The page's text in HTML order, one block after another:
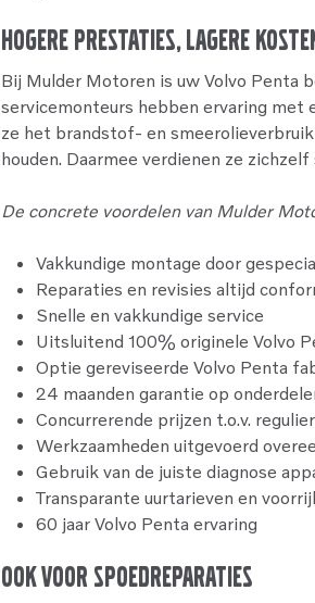
Hogere prestaties, lagere
Bij Mulder Motoren is uw Volvo Penta
servicemonteurs hebben ervaring met
ze het brandstof- en
houden. Daarmee verdienen ze zichzelf
De concrete voordelen van Mulder
Vakkundige montage door
Reparaties en revisies altijd
Snelle en vakkundige service
Uitsluitend 100% originele Volvo
Optie gereviseerde Volvo Penta
24 maanden garantie op
Concurrerende prijzen t.o.v.
Werkzaamheden uitgevoerd
Gebruik van de juiste diagnose
Transparante uurtarieven en
60 jaar Volvo Penta ervaring
Ook voor spoedreparaties